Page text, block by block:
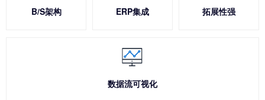
B/S架构 ERP集成 拓展性强
数据流可视化